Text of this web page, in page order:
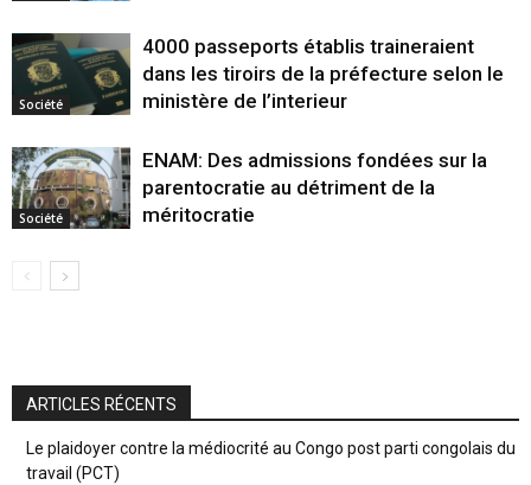
Société
4000 passeports établis traineraient
dans les tiroirs de la préfecture selon le
ministère de l’interieur
Société
ENAM: Des admissions fondées sur la
parentocratie au détriment de la
méritocratie
ARTICLES RÉCENTS
Le plaidoyer contre la médiocrité au Congo post parti congolais du
travail (PCT)